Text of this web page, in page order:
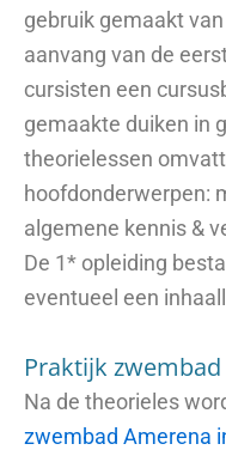
gebruik gemaakt
aanvang van de
cursisten een
gemaakte duiken in
theorielessen
hoofdonderwerpen:
algemene kennis &
De 1* opleiding
eventueel een
Praktijk zwembad
Na de theorieles
zwembad Amerena